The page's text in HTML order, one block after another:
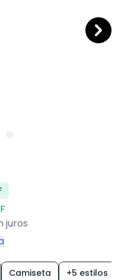
juros
Camiseta +5 estilos